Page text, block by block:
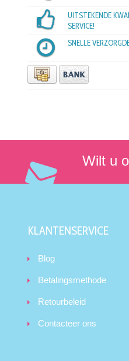
UITSTEKENDE
SERVICE!
SNELLE
Wilt u
KLANTENSERVICE
Blog
Betalingsmethode
Retourbeleid
Contacteer ons